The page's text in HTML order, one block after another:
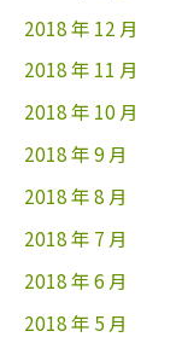
2018 年 12 月
2018 年 11 月
2018 年 10 月
2018 年 9 月
2018 年 8 月
2018 年 7 月
2018 年 6 月
2018 年 5 月